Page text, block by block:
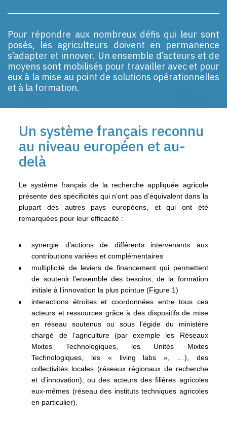
Pour répondre aux nombreux défis qui leur sont
posés, les agriculteurs doivent en permanence
s’adapter et innover. Un ensemble d’acteurs et de
moyens sont mobilisés pour travailler avec et pour
eux à la mise au point de solutions opérationnelles
et à la formation.
Un système français reconnu
au niveau européen et au-
delà
Le système français de la recherche appliquée agricole
présente des spécificités qui n’ont pas d’équivalent dans la
plupart des autres pays européens, et qui ont été
remarquées pour leur efficacité :
synergie d’actions de différents intervenants aux
contributions variées et complémentaires
multiplicité de leviers de financement qui permettent
de soutenir l’ensemble des besoins, de la formation
initiale à l’innovation la plus pointue (Figure 1)
interactions étroites et coordonnées entre tous ces
acteurs et ressources grâce à des dispositifs de mise
en réseau soutenus ou sous l’égide du ministère
chargé de l’agriculture (par exemple les Réseaux
Mixtes Technologiques, les Unités Mixtes
Technologiques, les « living labs », …), des
collectivités locales (réseaux régionaux de recherche
et d’innovation), ou des acteurs des filières agricoles
eux-mêmes (réseau des instituts techniques agricoles
en particulier).